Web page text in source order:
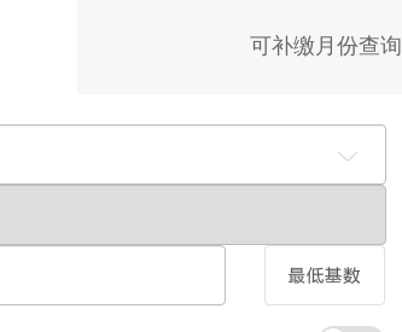
可补缴月份查询